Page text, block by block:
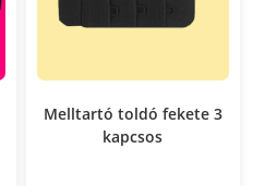
Melltartó toldó fekete 3
kapcsos